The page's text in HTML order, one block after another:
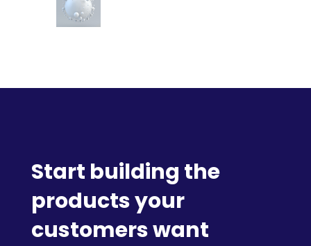
Start building the
products your
customers want